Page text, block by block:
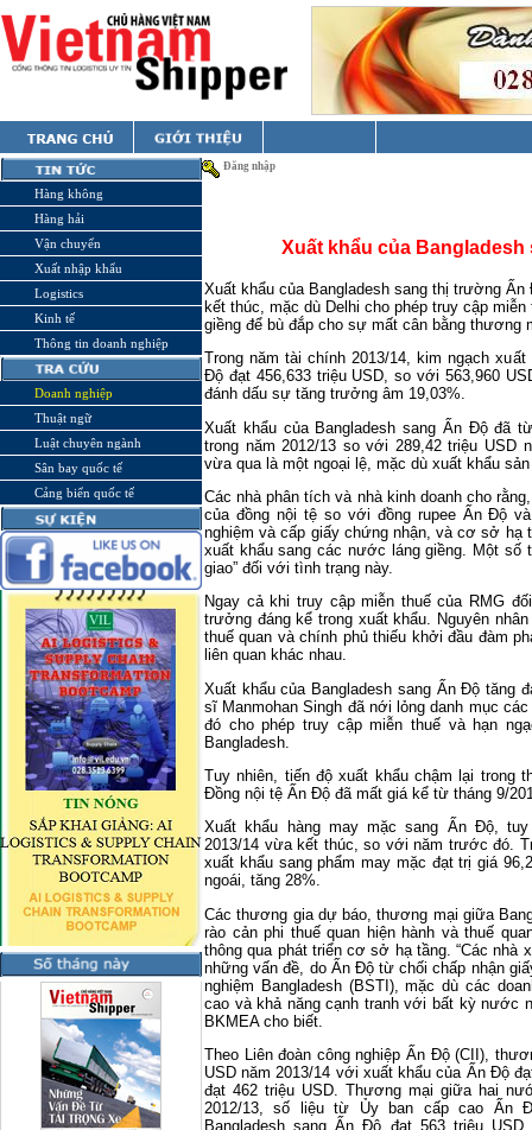
Hàng không
Hàng hải
Vận chuyển
Xuất nhập khẩu
Logistics
Kinh tế
Thông tin doanh nghiệp
Doanh nghiệp
Thuật ngữ
Luật chuyên ngành
Sân bay quốc tế
Cảng biển quốc tế
Đăng nhập
Xuất khẩu của
Xuất khẩu của Bangladesh sang thị trường
kết thúc, mặc dù Delhi cho phép truy cập
giềng để bù đắp cho sự mất cân bằng thương
Trong năm tài chính 2013/14, kim ngạch
Độ đạt 456,633 triệu USD, so với 563,960
đánh dấu sự tăng trưởng âm 19,03%.
Xuất khẩu của Bangladesh sang Ấn Độ đã
trong năm 2012/13 so với 289,42 triệu USD
vừa qua là một ngoại lệ, mặc dù xuất khẩu
Các nhà phân tích và nhà kinh doanh cho
của đồng nội tệ so với đồng rupee Ấn Độ
nghiệm và cấp giấy chứng nhận, và cơ sở hạ
xuất khẩu sang các nước láng giềng. Một số
giao” đối với tình trạng này.
Ngay cả khi truy cập miễn thuế của RMG
trưởng đáng kể trong xuất khẩu. Nguyên
thuế quan và chính phủ thiếu khởi đầu đàm
liên quan khác nhau.
Xuất khẩu của Bangladesh sang Ấn Độ tăng
sĩ Manmohan Singh đã nới lỏng danh mục
đó cho phép truy cập miễn thuế và hạn
Bangladesh.
Tuy nhiên, tiến độ xuất khẩu chậm lại trong
Đồng nội tệ Ấn Độ đã mất giá kể từ tháng 9/
Xuất khẩu hàng may mặc sang Ấn Độ,
2013/14 vừa kết thúc, so với năm trước đó.
xuất khẩu sang phẩm may mặc đạt trị giá
ngoái, tăng 28%.
Các thương gia dự báo, thương mại giữa
rào cản phi thuế quan hiện hành và thuế
thông qua phát triển cơ sở hạ tầng. “Các nhà
những vấn đề, do Ấn Độ từ chối chấp nhận
nghiệm Bangladesh (BSTI), mặc dù các
cao và khả năng cạnh tranh với bất kỳ nước
BKMEA cho biết.
Theo Liên đoàn công nghiệp Ấn Độ (CII),
USD năm 2013/14 với xuất khẩu của Ấn Độ
đạt 462 triệu USD. Thương mại giữa hai
2012/13, số liệu từ Ủy ban cấp cao Ấn
Bangladesh sang Ấn Độ đạt 563 triệu